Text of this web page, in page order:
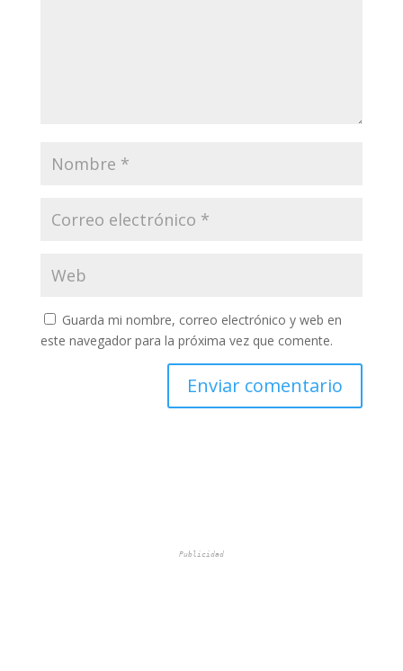
Guarda mi nombre, correo electrónico y web en
este navegador para la próxima vez que comente.
Publicidad